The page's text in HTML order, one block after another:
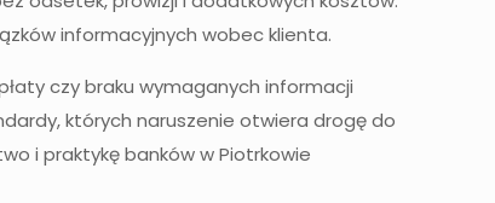
informacyjnych wobec klienta.
czy braku wymaganych informacji
których naruszenie otwiera drogę do
i praktykę banków w Piotrkowie